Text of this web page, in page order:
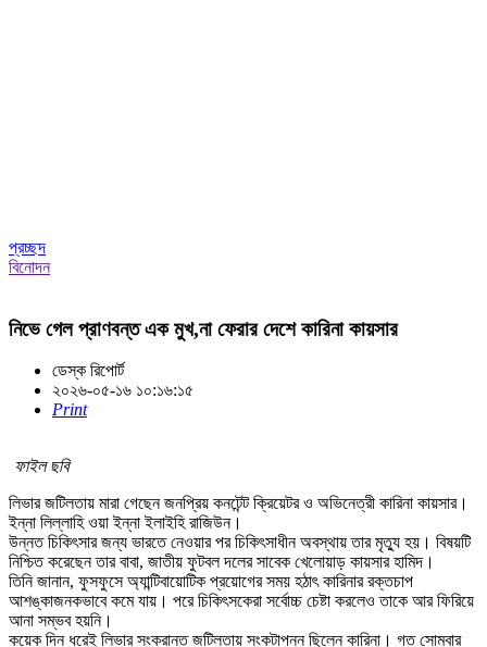
প্রচ্ছদ
বিনোদন
নিভে গেল প্রাণবন্ত এক মুখ,না ফেরার দেশে কারিনা কায়সার
ডেস্ক রিপোর্ট
২০২৬-০৫-১৬ ১০:১৬:১৫
Print
ফাইল ছবি
লিভার জটিলতায় মারা গেছেন জনপ্রিয় কনটেন্ট ক্রিয়েটর ও অভিনেত্রী কারিনা কায়সার।
ইন্না লিল্লাহি ওয়া ইন্না ইলাইহি রাজিউন।
উন্নত চিকিৎসার জন্য ভারতে নেওয়ার পর চিকিৎসাধীন অবস্থায় তার মৃত্যু হয়। বিষয়টি
নিশ্চিত করেছেন তার বাবা, জাতীয় ফুটবল দলের সাবেক খেলোয়াড় কায়সার হামিদ।
তিনি জানান, ফুসফুসে অ্যান্টিবায়োটিক প্রয়োগের সময় হঠাৎ কারিনার রক্তচাপ
আশঙ্কাজনকভাবে কমে যায়। পরে চিকিৎসকেরা সর্বোচ্চ চেষ্টা করলেও তাকে আর ফিরিয়ে
আনা সম্ভব হয়নি।
কয়েক দিন ধরেই লিভার সংক্রান্ত জটিলতায় সংকটাপন্ন ছিলেন কারিনা। গত সোমবার